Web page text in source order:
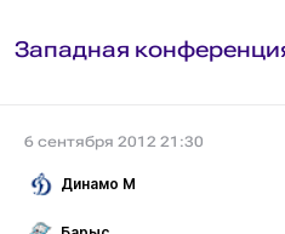
Западная
6 сентября 2012 21:30
Динамо М